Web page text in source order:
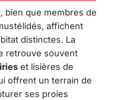
bien que membres de
affichent
distinctes. La
retrouve souvent
et lisières de
offrent un terrain de
ses proies